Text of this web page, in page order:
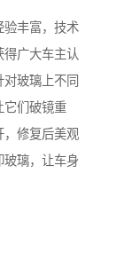
验丰富，技‌‌术
广大车主认
玻璃上不同
它们破镜重
，修复后美观
玻璃，让车身